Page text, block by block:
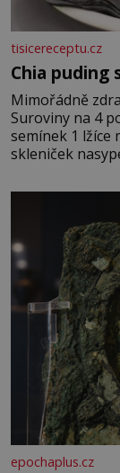
tisicereceptu.cz
Chia puding
Mimořádně
Suroviny na 4 porce 120 ml kokosového
semínek 1 lžíce medu Postup Do
skleniček
epochaplus.cz